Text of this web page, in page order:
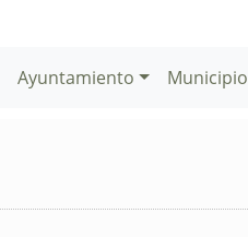
Ayuntamiento Municipio